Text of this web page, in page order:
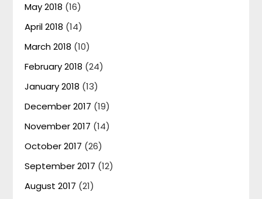
May 2018 (16)
April 2018 (14)
March 2018 (10)
February 2018 (24)
January 2018 (13)
December 2017 (19)
November 2017 (14)
October 2017 (26)
September 2017 (12)
August 2017 (21)